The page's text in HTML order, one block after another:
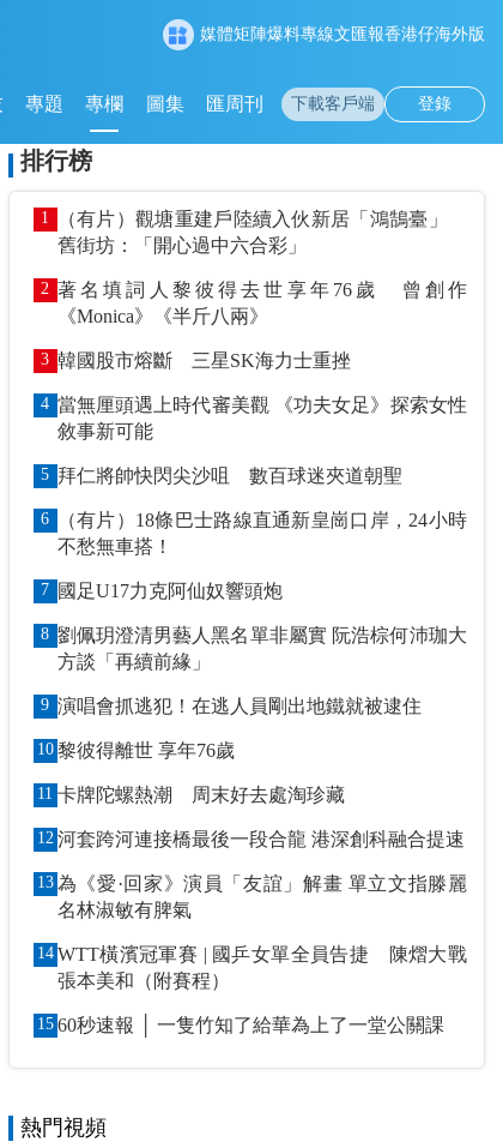
媒體矩陣爆料專線文匯報香港仔海外版
專題 專欄 圖集 匯周刊 下載客戶端 登錄
排行榜
1
（有片）觀塘重建戶陸續入伙新居「鴻鵠臺」
舊街坊：「開心過中六合彩」
2 著名填詞人黎彼得去世享年76歲 曾創作
《Monica》《半斤八兩》
3 韓國股市熔斷 三星SK海力士重挫
4 當無厘頭遇上時代審美觀 《功夫女足》探索女性
敘事新可能
5 拜仁將帥快閃尖沙咀 數百球迷夾道朝聖
6
（有片）18條巴士路線直通新皇崗口岸，24小時
不愁無車搭！
7 國足U17力克阿仙奴響頭炮
8 劉佩玥澄清男藝人黑名單非屬實 阮浩棕何沛珈大
方談「再續前緣」
9 演唱會抓逃犯！在逃人員剛出地鐵就被逮住
10 黎彼得離世 享年76歲
11 卡牌陀螺熱潮 周末好去處淘珍藏
12 河套跨河連接橋最後一段合龍 港深創科融合提速
13 為《愛·回家》演員「友誼」解畫 單立文指滕麗
名林淑敏有脾氣
14 WTT橫濱冠軍賽 | 國乒女單全員告捷 陳熠大戰
張本美和（附賽程）
15 60秒速報 │ 一隻竹知了給華為上了一堂公關課
熱門視頻